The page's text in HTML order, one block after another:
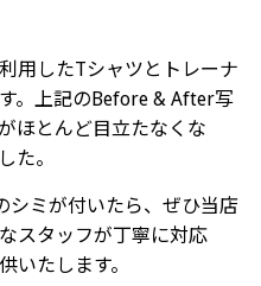
用したTシャツとトレーナ
。上記のBefore & After写
ほとんど目立たなくな
た。
シミが付いたら、ぜひ当店
スタッフが丁寧に対応
いたします。